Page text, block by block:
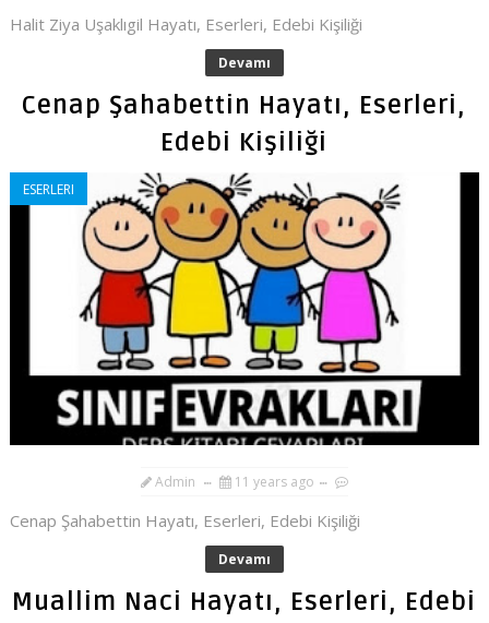
Halit Ziya Uşaklıgil Hayatı, Eserleri, Edebi Kişiliği
Devamı
Cenap Şahabettin Hayatı, Eserleri,
Edebi Kişiliği
ESERLERI
Admin 11 years ago
Cenap Şahabettin Hayatı, Eserleri, Edebi Kişiliği
Devamı
Muallim Naci Hayatı, Eserleri, Edebi